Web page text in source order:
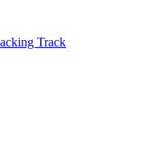
Track